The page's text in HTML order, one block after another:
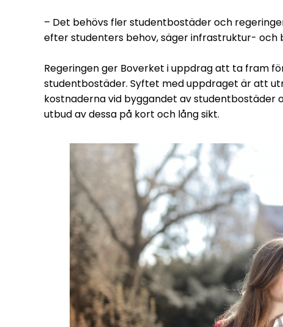
– Det behövs fler studentbostäder och
efter studenters behov, säger infrastruktur- och
Regeringen ger Boverket i uppdrag att ta fram
studentbostäder. Syftet med uppdraget är att
kostnaderna vid byggandet av
utbud av dessa på kort och lång sikt.